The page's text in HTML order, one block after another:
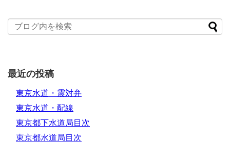
最近の投稿
東京水道・震対弁
東京水道・配線
東京都下水道局目次
東京都水道局目次